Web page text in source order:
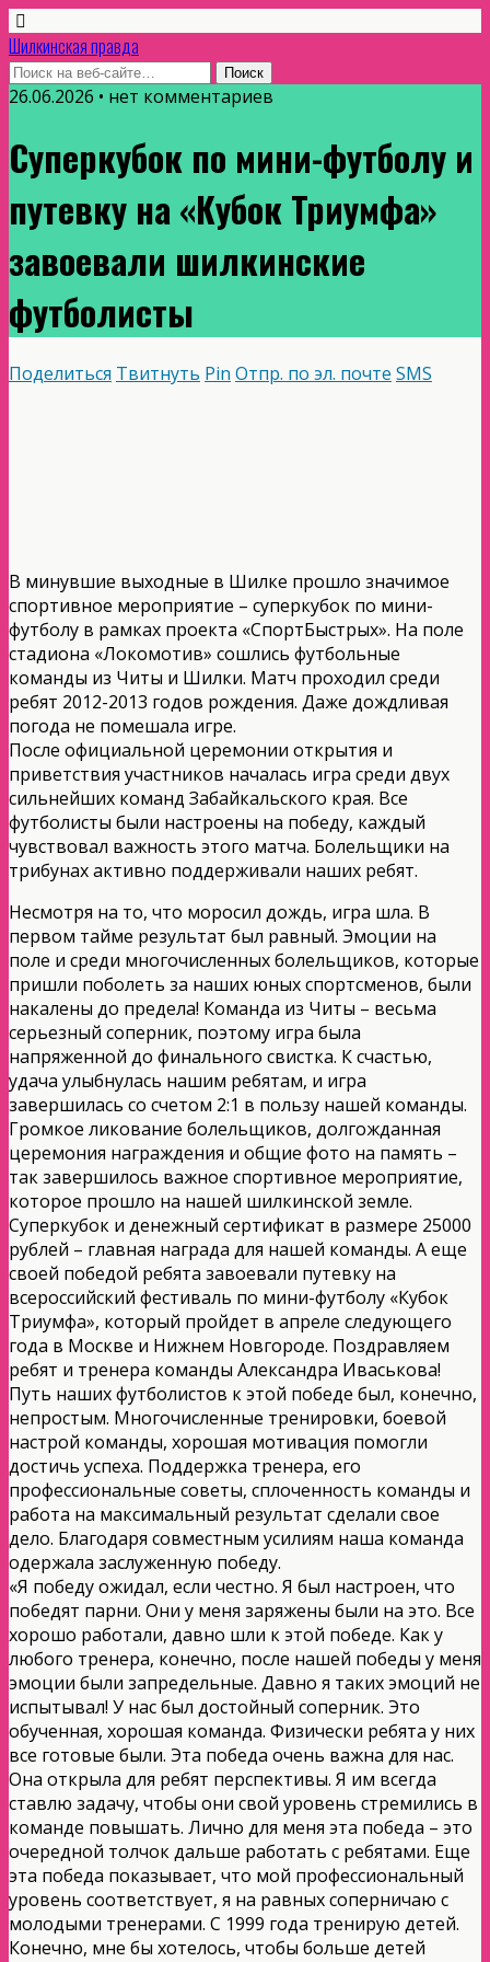
Шилкинская правда
26.06.2026 • нет комментариев
Суперкубок по мини-футболу и
путевку на «Кубок Триумфа»
завоевали шилкинские
футболисты
Поделиться Твитнуть Pin Отпр. по эл. почте SMS
В минувшие выходные в Шилке прошло значимое
спортивное мероприятие – суперкубок по мини-
футболу в рамках проекта «СпортБыстрых». На поле
стадиона «Локомотив» сошлись футбольные
команды из Читы и Шилки. Матч проходил среди
ребят 2012-2013 годов рождения. Даже дождливая
погода не помешала игре.
После официальной церемонии открытия и
приветствия участников началась игра среди двух
сильнейших команд Забайкальского края. Все
футболисты были настроены на победу, каждый
чувствовал важность этого матча. Болельщики на
трибунах активно поддерживали наших ребят.
Несмотря на то, что моросил дождь, игра шла. В
первом тайме результат был равный. Эмоции на
поле и среди многочисленных болельщиков, которые
пришли поболеть за наших юных спортсменов, были
накалены до предела! Команда из Читы – весьма
серьезный соперник, поэтому игра была
напряженной до финального свистка. К счастью,
удача улыбнулась нашим ребятам, и игра
завершилась со счетом 2:1 в пользу нашей команды.
Громкое ликование болельщиков, долгожданная
церемония награждения и общие фото на память –
так завершилось важное спортивное мероприятие,
которое прошло на нашей шилкинской земле.
Суперкубок и денежный сертификат в размере 25000
рублей – главная награда для нашей команды. А еще
своей победой ребята завоевали путевку на
всероссийский фестиваль по мини-футболу «Кубок
Триумфа», который пройдет в апреле следующего
года в Москве и Нижнем Новгороде. Поздравляем
ребят и тренера команды Александра Иваськова!
Путь наших футболистов к этой победе был, конечно,
непростым. Многочисленные тренировки, боевой
настрой команды, хорошая мотивация помогли
достичь успеха. Поддержка тренера, его
профессиональные советы, сплоченность команды и
работа на максимальный результат сделали свое
дело. Благодаря совместным усилиям наша команда
одержала заслуженную победу.
«Я победу ожидал, если честно. Я был настроен, что
победят парни. Они у меня заряжены были на это. Все
хорошо работали, давно шли к этой победе. Как у
любого тренера, конечно, после нашей победы у меня
эмоции были запредельные. Давно я таких эмоций не
испытывал! У нас был достойный соперник. Это
обученная, хорошая команда. Физически ребята у них
все готовые были. Эта победа очень важна для нас.
Она открыла для ребят перспективы. Я им всегда
ставлю задачу, чтобы они свой уровень стремились в
команде повышать. Лично для меня эта победа – это
очередной толчок дальше работать с ребятами. Еще
эта победа показывает, что мой профессиональный
уровень соответствует, я на равных соперничаю с
молодыми тренерами. С 1999 года тренирую детей.
Конечно, мне бы хотелось, чтобы больше детей